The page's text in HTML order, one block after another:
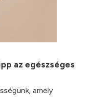
az egészséges
amely